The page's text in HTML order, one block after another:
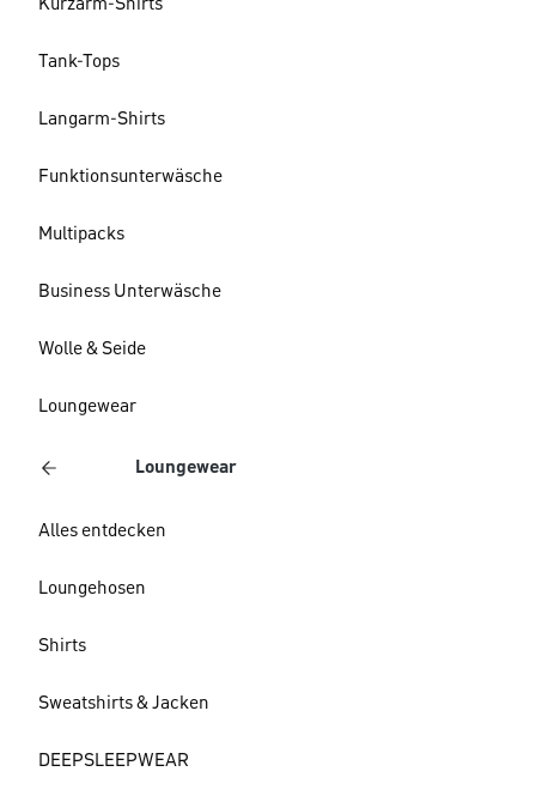
Kurzarm-Shirts
Tank-Tops
Langarm-Shirts
Funktionsunterwäsche
Multipacks
Business Unterwäsche
Wolle & Seide
Loungewear
Loungewear
Alles entdecken
Loungehosen
Shirts
Sweatshirts & Jacken
DEEPSLEEPWEAR